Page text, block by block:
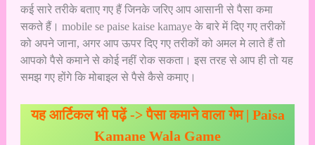
कई सारे तरीके बताए गए हैं जिनके जरिए आप आसानी से पैसा कमा
सकते हैं। mobile se paise kaise kamaye के बारे में दिए गए तरीकों
को अपने जाना, अगर आप ऊपर दिए गए तरीकों को अमल मे लाते हैं तो
आपको पैसे कमाने से कोई नहीं रोक सकता। इस तरह से आप ही तो यह
समझ गए होंगे कि मोबाइल से पैसे कैसे कमाए।
यह आर्टिकल भी पढ़ें ->पैसा कमाने वाला गेम | Paisa
Kamane Wala Game